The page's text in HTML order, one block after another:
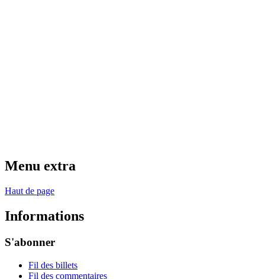
Menu extra
Haut de page
Informations
S'abonner
Fil des billets
Fil des commentaires